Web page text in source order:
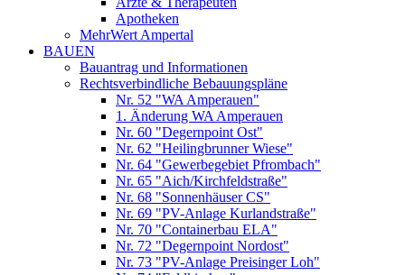
Apotheken
MehrWert Ampertal
BAUEN
Bauantrag und Informationen
Rechtsverbindliche Bebauungspläne
Nr. 52 "WA Amperauen"
1. Änderung WA Amperauen
Nr. 60 "Degernpoint Ost"
Nr. 62 "Heilingbrunner Wiese"
Nr. 64 "Gewerbegebiet Pfrombach"
Nr. 65 "Aich/Kirchfeldstraße"
Nr. 68 "Sonnenhäuser CS"
Nr. 69 "PV-Anlage Kurlandstraße"
Nr. 70 "Containerbau ELA"
Nr. 72 "Degernpoint Nordost"
Nr. 73 "PV-Anlage Preisinger Loh"